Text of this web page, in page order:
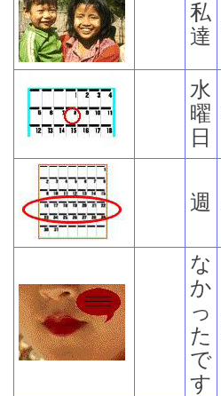
私
達
水
曜
日
週
な
か
っ
た
で
す